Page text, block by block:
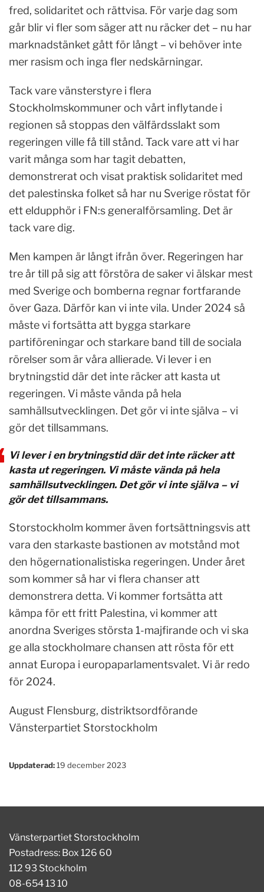
fred, solidaritet och rättvisa. För varje dag som
går blir vi fler som säger att nu räcker det – nu har
marknadstänket gått för långt – vi behöver inte
mer rasism och inga fler nedskärningar.
Tack vare vänsterstyre i flera
Stockholmskommuner och vårt inflytande i
regionen så stoppas den välfärdsslakt som
regeringen ville få till stånd. Tack vare att vi har
varit många som har tagit debatten,
demonstrerat och visat praktisk solidaritet med
det palestinska folket så har nu Sverige röstat för
ett eldupphör i FN:s generalförsamling. Det är
tack vare dig.
Men kampen är långt ifrån över. Regeringen har
tre år till på sig att förstöra de saker vi älskar mest
med Sverige och bomberna regnar fortfarande
över Gaza. Därför kan vi inte vila. Under 2024 så
måste vi fortsätta att bygga starkare
partiföreningar och starkare band till de sociala
rörelser som är våra allierade. Vi lever i en
brytningstid där det inte räcker att kasta ut
regeringen. Vi måste vända på hela
samhällsutvecklingen. Det gör vi inte själva – vi
gör det tillsammans.
Vi lever i en brytningstid där det inte räcker att
kasta ut regeringen. Vi måste vända på hela
samhällsutvecklingen. Det gör vi inte själva – vi
gör det tillsammans.
Storstockholm kommer även fortsättningsvis att
vara den starkaste bastionen av motstånd mot
den högernationalistiska regeringen. Under året
som kommer så har vi flera chanser att
demonstrera detta. Vi kommer fortsätta att
kämpa för ett fritt Palestina, vi kommer att
anordna Sveriges största 1-majfirande och vi ska
ge alla stockholmare chansen att rösta för ett
annat Europa i europaparlamentsvalet. Vi är redo
för 2024.
August Flensburg, distriktsordförande
Vänsterpartiet Storstockholm
Uppdaterad:19 december 2023
Vänsterpartiet Storstockholm
Postadress: Box 126 60
112 93 Stockholm
08-654 13 10